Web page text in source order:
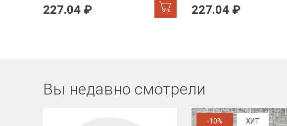
227.04 ₽ 227.04 ₽
Вы недавно смотрели
-10% ХИТ